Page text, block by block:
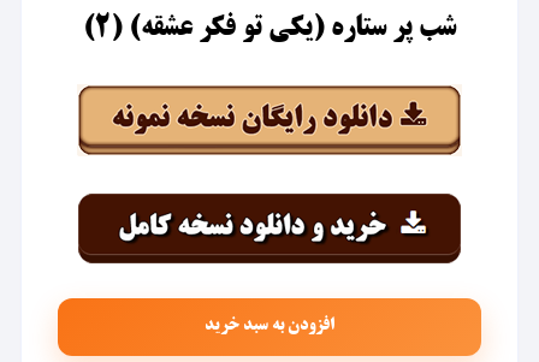
شب پر ستاره (یکی تو فکر عشقه) (۲)
افزودن به سبد خرید